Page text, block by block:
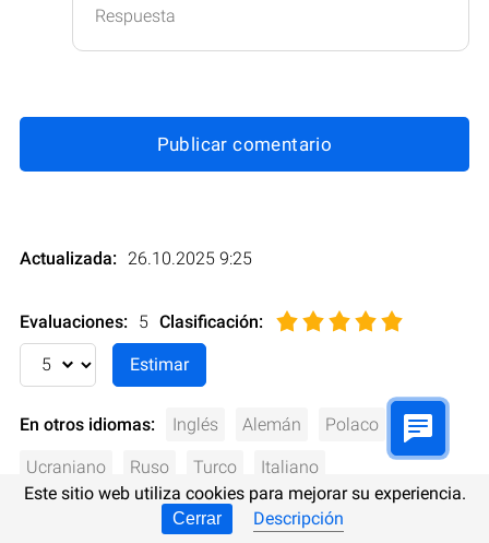
Respuesta
Publicar comentario
Actualizada: 26.10.2025 9:25
Evaluaciones: 5 Clasificación:
En otros idiomas: Inglés Alemán Polaco
Ucraniano Ruso Turco
Italiano
Este sitio web utiliza cookies para mejorar su experiencia.
Cerrar Descripción